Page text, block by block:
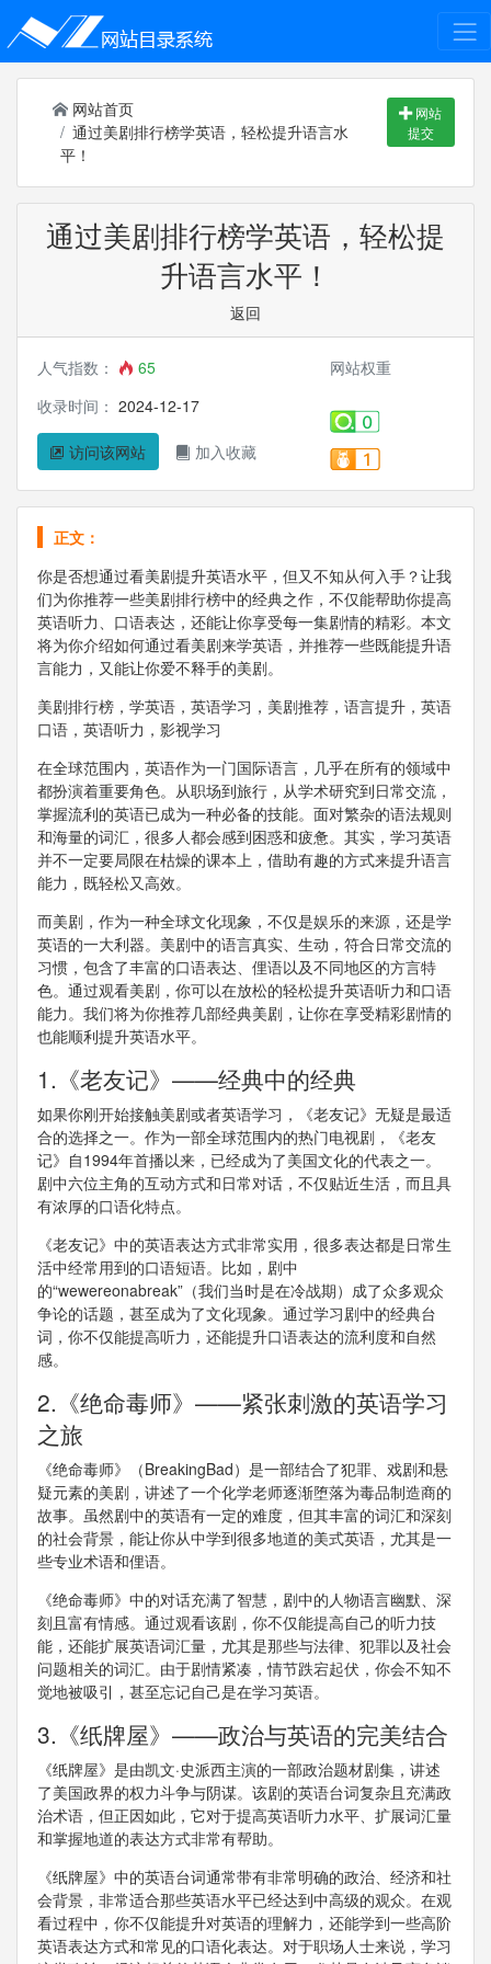
网站首页
通过美剧排行榜学英语，轻松提升语言水
平！
网站
提交
通过美剧排行榜学英语，轻松提
升语言水平！
返回
人气指数：
65
收录时间： 2024-12-17
访问该网站 加入收藏
网站权重
正文：
你是否想通过看美剧提升英语水平，但又不知从何入手？让我
们为你推荐一些美剧排行榜中的经典之作，不仅能帮助你提高
英语听力、口语表达，还能让你享受每一集剧情的精彩。本文
将为你介绍如何通过看美剧来学英语，并推荐一些既能提升语
言能力，又能让你爱不释手的美剧。
美剧排行榜，学英语，英语学习，美剧推荐，语言提升，英语
口语，英语听力，影视学习
在全球范围内，英语作为一门国际语言，几乎在所有的领域中
都扮演着重要角色。从职场到旅行，从学术研究到日常交流，
掌握流利的英语已成为一种必备的技能。面对繁杂的语法规则
和海量的词汇，很多人都会感到困惑和疲惫。其实，学习英语
并不一定要局限在枯燥的课本上，借助有趣的方式来提升语言
能力，既轻松又高效。
而美剧，作为一种全球文化现象，不仅是娱乐的来源，还是学
英语的一大利器。美剧中的语言真实、生动，符合日常交流的
习惯，包含了丰富的口语表达、俚语以及不同地区的方言特
色。通过观看美剧，你可以在放松的轻松提升英语听力和口语
能力。我们将为你推荐几部经典美剧，让你在享受精彩剧情的
也能顺利提升英语水平。
1.《老友记》——经典中的经典
如果你刚开始接触美剧或者英语学习，《老友记》无疑是最适
合的选择之一。作为一部全球范围内的热门电视剧，《老友
记》自1994年首播以来，已经成为了美国文化的代表之一。
剧中六位主角的互动方式和日常对话，不仅贴近生活，而且具
有浓厚的口语化特点。
《老友记》中的英语表达方式非常实用，很多表达都是日常生
活中经常用到的口语短语。比如，剧中
的“wewereonabreak”（我们当时是在冷战期）成了众多观众
争论的话题，甚至成为了文化现象。通过学习剧中的经典台
词，你不仅能提高听力，还能提升口语表达的流利度和自然
感。
2.《绝命毒师》——紧张刺激的英语学习
之旅
《绝命毒师》（BreakingBad）是一部结合了犯罪、戏剧和悬
疑元素的美剧，讲述了一个化学老师逐渐堕落为毒品制造商的
故事。虽然剧中的英语有一定的难度，但其丰富的词汇和深刻
的社会背景，能让你从中学到很多地道的美式英语，尤其是一
些专业术语和俚语。
《绝命毒师》中的对话充满了智慧，剧中的人物语言幽默、深
刻且富有情感。通过观看该剧，你不仅能提高自己的听力技
能，还能扩展英语词汇量，尤其是那些与法律、犯罪以及社会
问题相关的词汇。由于剧情紧凑，情节跌宕起伏，你会不知不
觉地被吸引，甚至忘记自己是在学习英语。
3.《纸牌屋》——政治与英语的完美结合
《纸牌屋》是由凯文·史派西主演的一部政治题材剧集，讲述
了美国政界的权力斗争与阴谋。该剧的英语台词复杂且充满政
治术语，但正因如此，它对于提高英语听力水平、扩展词汇量
和掌握地道的表达方式非常有帮助。
《纸牌屋》中的英语台词通常带有非常明确的政治、经济和社
会背景，非常适合那些英语水平已经达到中高级的观众。在观
看过程中，你不仅能提升对英语的理解力，还能学到一些高阶
英语表达方式和常见的口语化表达。对于职场人士来说，学习